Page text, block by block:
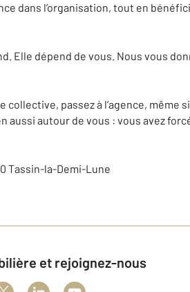
dans l’organisation, tout en
Elle dépend de vous. Nous vous
passez à l’agence, même
aussi autour de vous : vous avez
Tassin-la-Demi-Lune
et rejoignez-nous